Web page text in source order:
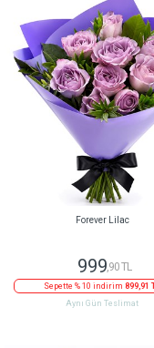
Forever Lilac
999,90 TL
Sepette % 10 indirim 899,91
Aynı Gün Teslimat